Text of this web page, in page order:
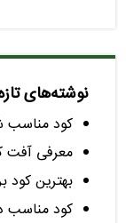
نوشته‌های
کود مناسب شفلرا | 3 کود
معرفی آفت
بهترین کود برای
کود مناسب